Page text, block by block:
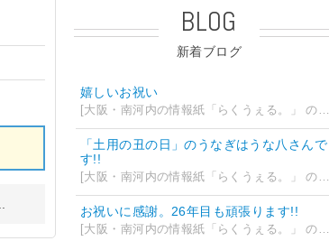
BLOG
新着ブログ
嬉しいお祝い
[大阪・南河内の情報紙「らくうぇる。」 の編集部ブログ] 2026/07/28 18:42
「土用の丑の日」のうなぎはうな八さんで
す!!
[大阪・南河内の情報紙「らくうぇる。」 の編集部ブログ] 2026/07/26 14:12
お祝いに感謝。26年目も頑張ります!!
[大阪・南河内の情報紙「らくうぇる。」 の編集部ブログ] 2026/07/25 15:35